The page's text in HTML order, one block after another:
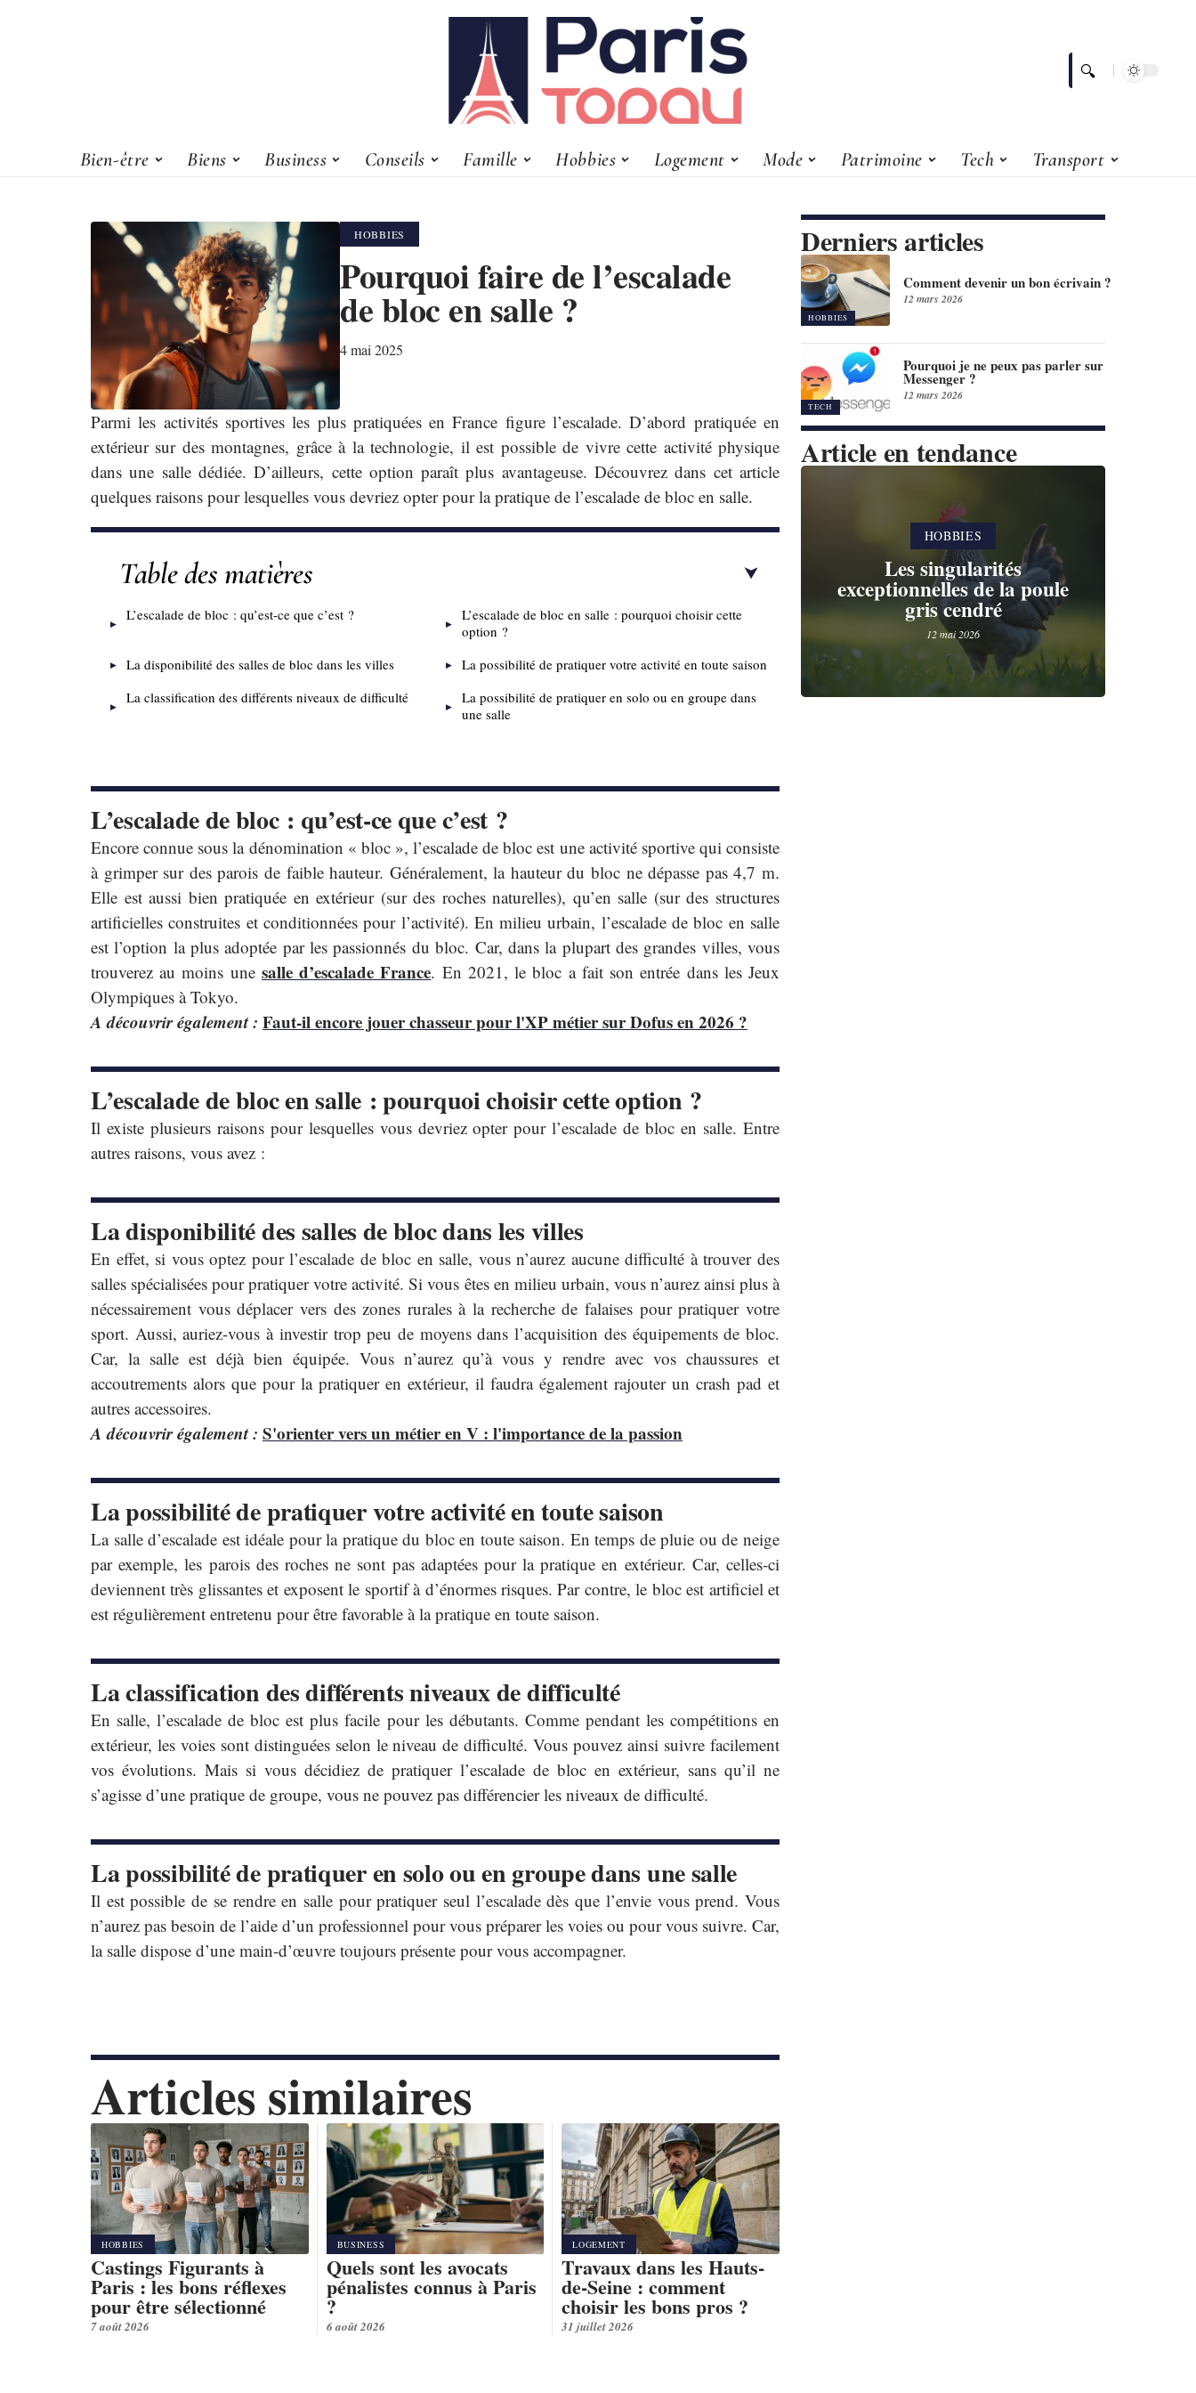
Bien-être Biens Business Conseils Famille Hobbies Logement Mode Patrimoine Tech Transport
HOBBIES
Pourquoi faire de l’escalade
de bloc en salle ?
4 mai 2025
Parmi les activités sportives les plus pratiquées en France figure l’escalade. D’abord pratiquée en
extérieur sur des montagnes, grâce à la technologie, il est possible de vivre cette activité physique
dans une salle dédiée. D’ailleurs, cette option paraît plus avantageuse. Découvrez dans cet article
quelques raisons pour lesquelles vous devriez opter pour la pratique de l’escalade de bloc en salle.
Table des matières
L’escalade de bloc : qu’est-ce que c’est ?
L’escalade de bloc en salle : pourquoi choisir cette
option ?
La disponibilité des salles de bloc dans les villes
La possibilité de pratiquer votre activité en toute saison
La classification des différents niveaux de difficulté
La possibilité de pratiquer en solo ou en groupe dans
une salle
L’escalade de bloc : qu’est-ce que c’est ?
Encore connue sous la dénomination « bloc », l’escalade de bloc est une activité sportive qui consiste
à grimper sur des parois de faible hauteur. Généralement, la hauteur du bloc ne dépasse pas 4,7 m.
Elle est aussi bien pratiquée en extérieur (sur des roches naturelles), qu’en salle (sur des structures
artificielles construites et conditionnées pour l’activité). En milieu urbain, l’escalade de bloc en salle
est l’option la plus adoptée par les passionnés du bloc. Car, dans la plupart des grandes villes, vous
trouverez au moins une salle d’escalade France. En 2021, le bloc a fait son entrée dans les Jeux
Olympiques à Tokyo.
A découvrir également : Faut-il encore jouer chasseur pour l'XP métier sur Dofus en 2026 ?
L’escalade de bloc en salle : pourquoi choisir cette option ?
Il existe plusieurs raisons pour lesquelles vous devriez opter pour l’escalade de bloc en salle. Entre
autres raisons, vous avez :
La disponibilité des salles de bloc dans les villes
En effet, si vous optez pour l’escalade de bloc en salle, vous n’aurez aucune difficulté à trouver des
salles spécialisées pour pratiquer votre activité. Si vous êtes en milieu urbain, vous n’aurez ainsi plus à
nécessairement vous déplacer vers des zones rurales à la recherche de falaises pour pratiquer votre
sport. Aussi, auriez-vous à investir trop peu de moyens dans l’acquisition des équipements de bloc.
Car, la salle est déjà bien équipée. Vous n’aurez qu’à vous y rendre avec vos chaussures et
accoutrements alors que pour la pratiquer en extérieur, il faudra également rajouter un crash pad et
autres accessoires.
A découvrir également : S'orienter vers un métier en V : l'importance de la passion
La possibilité de pratiquer votre activité en toute saison
La salle d’escalade est idéale pour la pratique du bloc en toute saison. En temps de pluie ou de neige
par exemple, les parois des roches ne sont pas adaptées pour la pratique en extérieur. Car, celles-ci
deviennent très glissantes et exposent le sportif à d’énormes risques. Par contre, le bloc est artificiel et
est régulièrement entretenu pour être favorable à la pratique en toute saison.
La classification des différents niveaux de difficulté
En salle, l’escalade de bloc est plus facile pour les débutants. Comme pendant les compétitions en
extérieur, les voies sont distinguées selon le niveau de difficulté. Vous pouvez ainsi suivre facilement
vos évolutions. Mais si vous décidiez de pratiquer l’escalade de bloc en extérieur, sans qu’il ne
s’agisse d’une pratique de groupe, vous ne pouvez pas différencier les niveaux de difficulté.
La possibilité de pratiquer en solo ou en groupe dans une salle
Il est possible de se rendre en salle pour pratiquer seul l’escalade dès que l’envie vous prend. Vous
n’aurez pas besoin de l’aide d’un professionnel pour vous préparer les voies ou pour vous suivre. Car,
la salle dispose d’une main-d’œuvre toujours présente pour vous accompagner.
Articles similaires
HOBBIES
Castings Figurants à
Paris : les bons réflexes
pour être sélectionné
7 août 2026
BUSINESS
Quels sont les avocats
pénalistes connus à Paris
?
6 août 2026
LOGEMENT
Travaux dans les Hauts-
de-Seine : comment
choisir les bons pros ?
31 juillet 2026
Derniers articles
HOBBIES
Comment devenir un bon écrivain ?
12 mars 2026
TECH
Pourquoi je ne peux pas parler sur
Messenger ?
12 mars 2026
Article en tendance
HOBBIES
Les singularités
exceptionnelles de la poule
gris cendré
12 mai 2026